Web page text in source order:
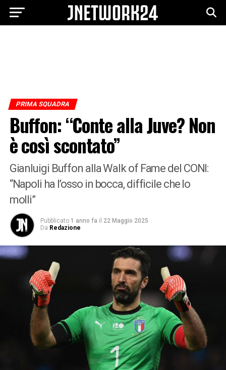
PRIMA SQUADRA
Buffon: “Conte alla Juve? Non
è così scontato”
Gianluigi Buffon alla Walk of Fame del CONI:
“Napoli ha l’osso in bocca, difficile che lo
molli”
Pubblicato 1 anno fa il 22 Maggio 2025
Da Redazione